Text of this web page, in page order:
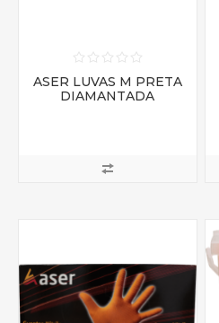
ASER LUVAS M PRETA
DIAMANTADA